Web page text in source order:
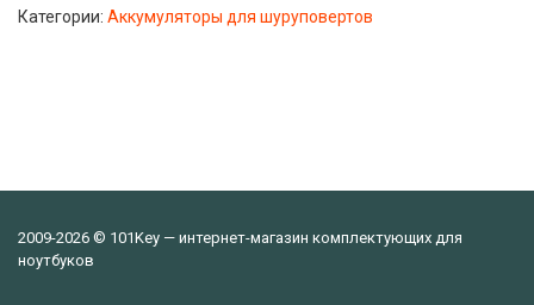
Категории: Аккумуляторы для шуруповертов
2009-2026 © 101Key — интернет-магазин комплектующих для
ноутбуков